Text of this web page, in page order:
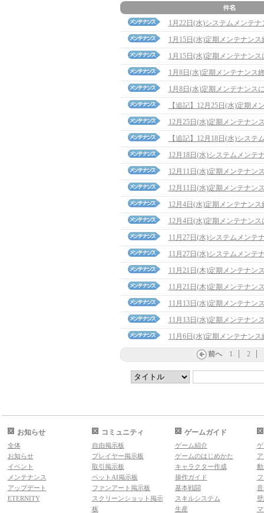
1月22日(水)システムメンテ
1月15日(水)定期メンテナン
1月15日(水)定期メンテナンス
1月8日(水)定期メンテナンス
1月8日(水)定期メンテナンス
【追記】12月25日(水)定期メ
12月25日(水)定期メンテナン
【追記】12月18日(水)システ
12月18日(水)システムメンテ
12月11日(水)定期メンテナン
12月11日(水)定期メンテナン
12月4日(水)定期メンテナン
12月4日(水)定期メンテナンス
11月27日(水)システムメンテ
11月27日(水)システムメンテ
11月21日(木)定期メンテナン
11月21日(木)定期メンテナン
11月13日(水)定期メンテナン
11月13日(水)定期メンテナン
11月6日(水)定期メンテナン
前へ 1 2
お知らせ
全体
お知らせ
イベント
メンテナンス
アップデート
ETERNITY
コミュニティ
自由掲示板
プレイヤー掲示板
取引掲示板
ペットAI掲示板
ファンアート掲示板
スクリーンショット掲示
板
ゲームガイド
ゲーム紹介
ゲームのはじめかた
キャラクター作成
操作ガイド
基本戦闘
スキルシステム
生産